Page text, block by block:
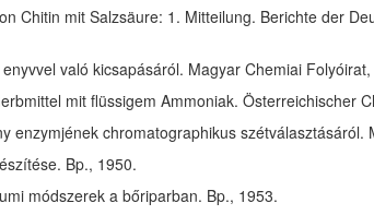
Chitin mit Salzsäure: 1. Mitteilung. Berichte der
való kicsapásáról. Magyar Chemiai
mit flüssigem Ammoniak. Österreichischer
enzymjének chromatographikus szétválasztásáról.
Bp., 1950.
módszerek a bőriparban. Bp., 1953.